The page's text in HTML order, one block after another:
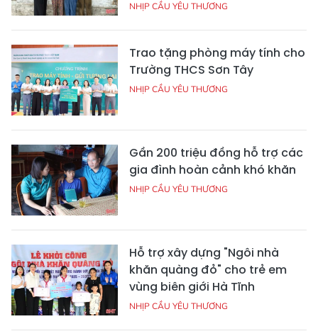
NHỊP CẦU YÊU THƯƠNG
Trao tặng phòng máy tính cho
Trường THCS Sơn Tây
NHỊP CẦU YÊU THƯƠNG
Gần 200 triệu đồng hỗ trợ các
gia đình hoàn cảnh khó khăn
NHỊP CẦU YÊU THƯƠNG
Hỗ trợ xây dựng "Ngôi nhà
khăn quàng đỏ" cho trẻ em
vùng biên giới Hà Tĩnh
NHỊP CẦU YÊU THƯƠNG